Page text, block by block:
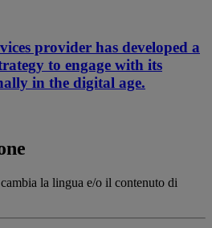
provider has developed a
to engage with its
in the digital age.
la lingua e/o il contenuto di